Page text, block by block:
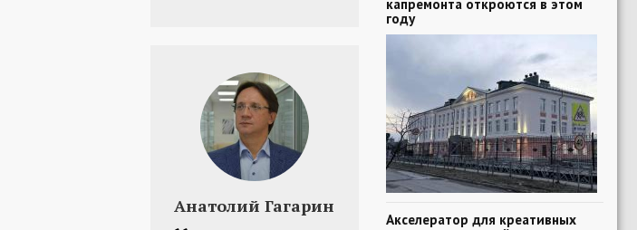
Анатолий Гагарин
капремонта откроются в этом
году
Акселератор для креативных